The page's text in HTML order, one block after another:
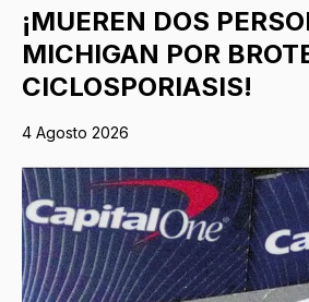
¡MUEREN DOS
MICHIGAN POR
CICLOSPORIASIS!
4 Agosto 2026